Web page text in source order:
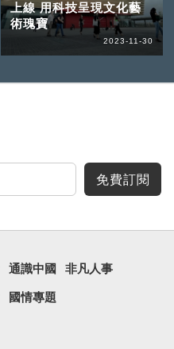
上線 用科技呈現文化藝
術瑰寶
2023-11-30
免費訂閱
通識中國 非凡人事
國情專題